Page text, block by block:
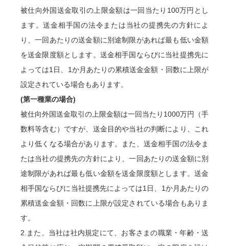
被仕向外国送金取引の上限金額は一回当たり100万円とし
ます。送金相手国の法令または当社の提携先の方針によ
り、一回あたりの送金額に別途制限があれば最も低い金額
を送金限度額とします。送金相手国ならびに当社提携先に
よっては1日、1か月あたりの累積送金金額・回数に上限が
設定されている場合もあります。
(第一種業の場合)
被仕向外国送金取引の上限金額は一回当たり1000万円（手
数料等含む）ですが、送金目的や当社の判断により、これ
より低くなる場合があります。また、送金相手国の法令ま
たは当社の提携先の方針により、一回あたりの送金額に別
途制限があれば最も低い金額を送金限度額とします。送金
相手国ならびに当社提携先によっては1日、1か月あたりの
累積送金金額・回数に上限が設定されている場合もありま
す。
2.また、当社は社内規定にて、お客さまの職業・年齢・送